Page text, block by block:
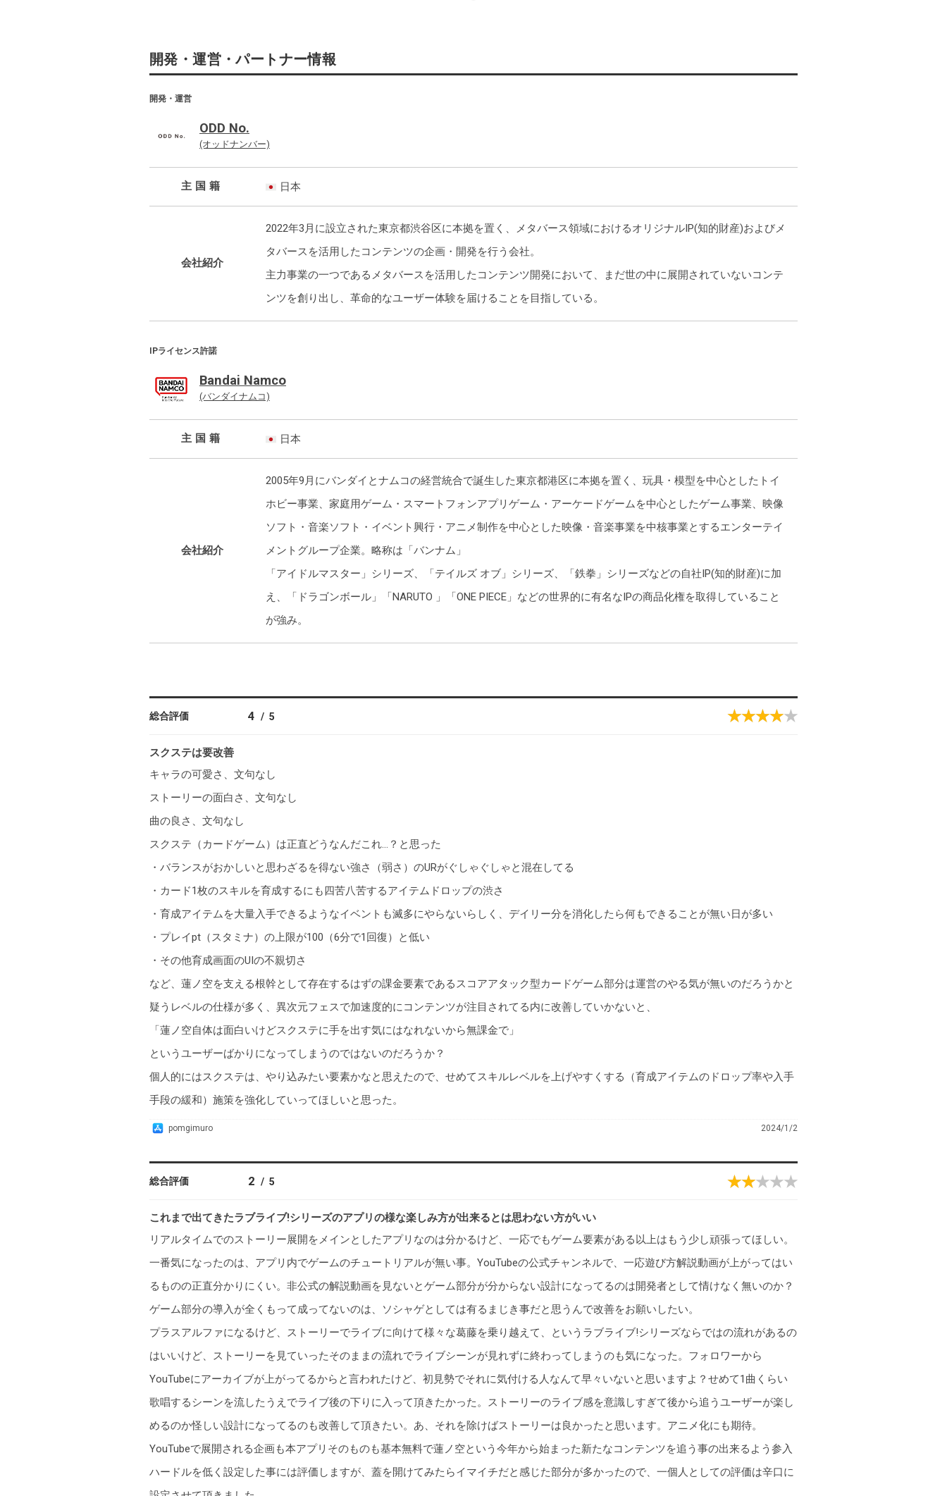
開発・運営・パートナー情報
開発・運営
ODD No.
(オッドナンバー)
主国籍 日本
会社紹介
2022年3月に設立された東京都渋谷区に本拠を置く、メタバース領域におけるオリジナルIP(知的財産)およびメ
タバースを活用したコンテンツの企画・開発を行う会社。
主力事業の一つであるメタバースを活用したコンテンツ開発において、まだ世の中に展開されていないコンテ
ンツを創り出し、⾰命的なユーザー体験を届けることを⽬指している。
IPライセンス許諾
Bandai Namco
(バンダイナムコ)
主国籍 日本
会社紹介
2005年9月にバンダイとナムコの経営統合で誕生した東京都港区に本拠を置く、玩具・模型を中心としたトイ
ホビー事業、家庭用ゲーム・スマートフォンアプリゲーム・アーケードゲームを中心としたゲーム事業、映像
ソフト・音楽ソフト・イベント興行・アニメ制作を中心とした映像・音楽事業を中核事業とするエンターテイ
メントグループ企業。略称は「バンナム」
「アイドルマスター」シリーズ、「テイルズ オブ」シリーズ、「鉄拳」シリーズなどの自社IP(知的財産)に加
え、「ドラゴンボール」「NARUTO 」「ONE PIECE」などの世界的に有名なIPの商品化権を取得していること
が強み。
総合評価 4 / 5
スクステは要改善
キャラの可愛さ、文句なし
ストーリーの面白さ、文句なし
曲の良さ、文句なし
スクステ（カードゲーム）は正直どうなんだこれ…？と思った
・バランスがおかしいと思わざるを得ない強さ（弱さ）のURがぐしゃぐしゃと混在してる
・カード1枚のスキルを育成するにも四苦八苦するアイテムドロップの渋さ
・育成アイテムを大量入手できるようなイベントも滅多にやらないらしく、デイリー分を消化したら何もできることが無い日が多い
・プレイpt（スタミナ）の上限が100（6分で1回復）と低い
・その他育成画面のUIの不親切さ
など、蓮ノ空を支える根幹として存在するはずの課金要素であるスコアアタック型カードゲーム部分は運営のやる気が無いのだろうかと
疑うレベルの仕様が多く、異次元フェスで加速度的にコンテンツが注目されてる内に改善していかないと、
「蓮ノ空自体は面白いけどスクステに手を出す気にはなれないから無課金で」
というユーザーばかりになってしまうのではないのだろうか？
個人的にはスクステは、やり込みたい要素かなと思えたので、せめてスキルレベルを上げやすくする（育成アイテムのドロップ率や入手
手段の緩和）施策を強化していってほしいと思った。
A
p
S
o
e
pomgimuro 2024/1/2
総合評価 2 / 5
これまで出てきたラブライブ!シリーズのアプリの様な楽しみ方が出来るとは思わない方がいい
リアルタイムでのストーリー展開をメインとしたアプリなのは分かるけど、一応でもゲーム要素がある以上はもう少し頑張ってほしい。
一番気になったのは、アプリ内でゲームのチュートリアルが無い事。YouTubeの公式チャンネルで、一応遊び方解説動画が上がってはい
るものの正直分かりにくい。非公式の解説動画を見ないとゲーム部分が分からない設計になってるのは開発者として情けなく無いのか？
ゲーム部分の導入が全くもって成ってないのは、ソシャゲとしては有るまじき事だと思うんで改善をお願いしたい。
プラスアルファになるけど、ストーリーでライブに向けて様々な葛藤を乗り越えて、というラブライブ!シリーズならではの流れがあるの
はいいけど、ストーリーを見ていったそのままの流れでライブシーンが見れずに終わってしまうのも気になった。フォロワーから
YouTubeにアーカイブが上がってるからと言われたけど、初見勢でそれに気付ける人なんて早々いないと思いますよ？せめて1曲くらい
歌唱するシーンを流したうえでライブ後の下りに入って頂きたかった。ストーリーのライブ感を意識しすぎて後から追うユーザーが楽し
めるのか怪しい設計になってるのも改善して頂きたい。あ、それを除けばストーリーは良かったと思います。アニメ化にも期待。
YouTubeで展開される企画も本アプリそのものも基本無料で蓮ノ空という今年から始まった新たなコンテンツを追う事の出来るよう参入
ハードルを低く設定した事には評価しますが、蓋を開けてみたらイマイチだと感じた部分が多かったので、一個人としての評価は辛口に